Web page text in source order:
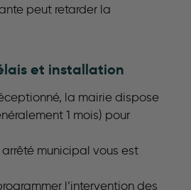
peut retarder la
et installation
la mairie dispose
1 mois) pour
arrêté municipal vous est
l’intervention des